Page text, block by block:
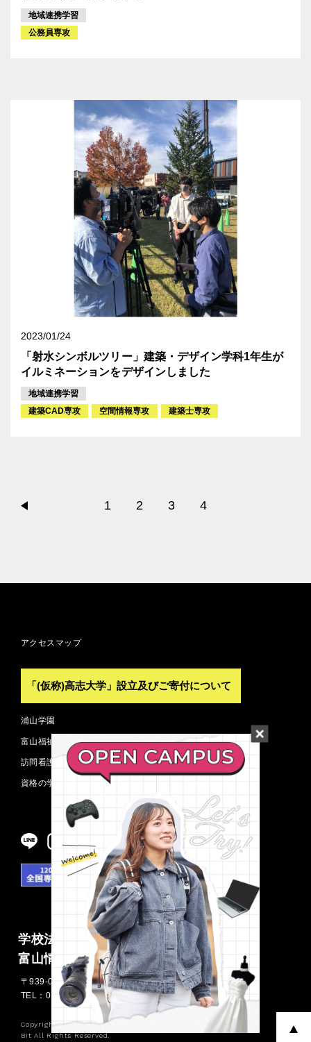
地域連携学習
公務員専攻
2023/01/24
「射水シンボルツリー」建築・デザイン学科1年生が
イルミネーションをデザインしました
地域連携学習
建築CAD専攻
空間情報専攻 建築士専攻
1 2 3 4
学校法人浦山学園
富山情報ビジネス専門学校
〒939-0341 富山県射水市三ケ576
TEL：0766-55-1420
FAX：0766-55-0757
Copyright ©
Bit All Rights Reserved.
アクセスマップ
「(仮称)高志大学」設立及びご寄付について
浦山学園
富山福祉短期大学
訪問看護ステーション
資格の学校 TAC 富山校